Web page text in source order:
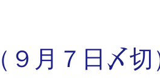
月７日〆切